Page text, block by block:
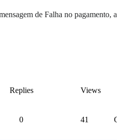
de Falha no pagamento,
Replies Views
0 41